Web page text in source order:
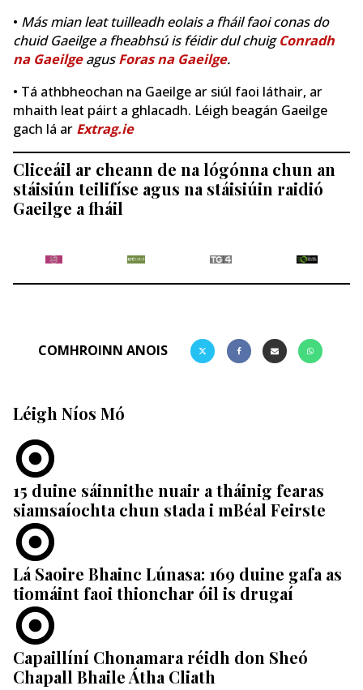
• Más mian leat tuilleadh eolais a fháil faoi conas do
chuid Gaeilge a fheabhsú is féidir dul chuigConradh
na GaeilgeagusForas na Gaeilge.
• Tá athbheochan na Gaeilge ar siúl faoi láthair, ar
mhaith leat páirt a ghlacadh. Léigh beagán Gaeilge
gach lá ar Extrag.ie
Cliceáil ar cheann de na lógónna chun an
stáisiún teilifíse agus na stáisiúin raidió
Gaeilge a fháil
COMHROINN ANOIS
Léigh Níos Mó
15 duine sáinnithe nuair a tháinig fearas
siamsaíochta chun stada i mBéal Feirste
Lá Saoire Bhainc Lúnasa: 169 duine gafa as
tiomáint faoi thionchar óil is drugaí
Capaillíní Chonamara réidh don Sheó
Chapall Bhaile Átha Cliath